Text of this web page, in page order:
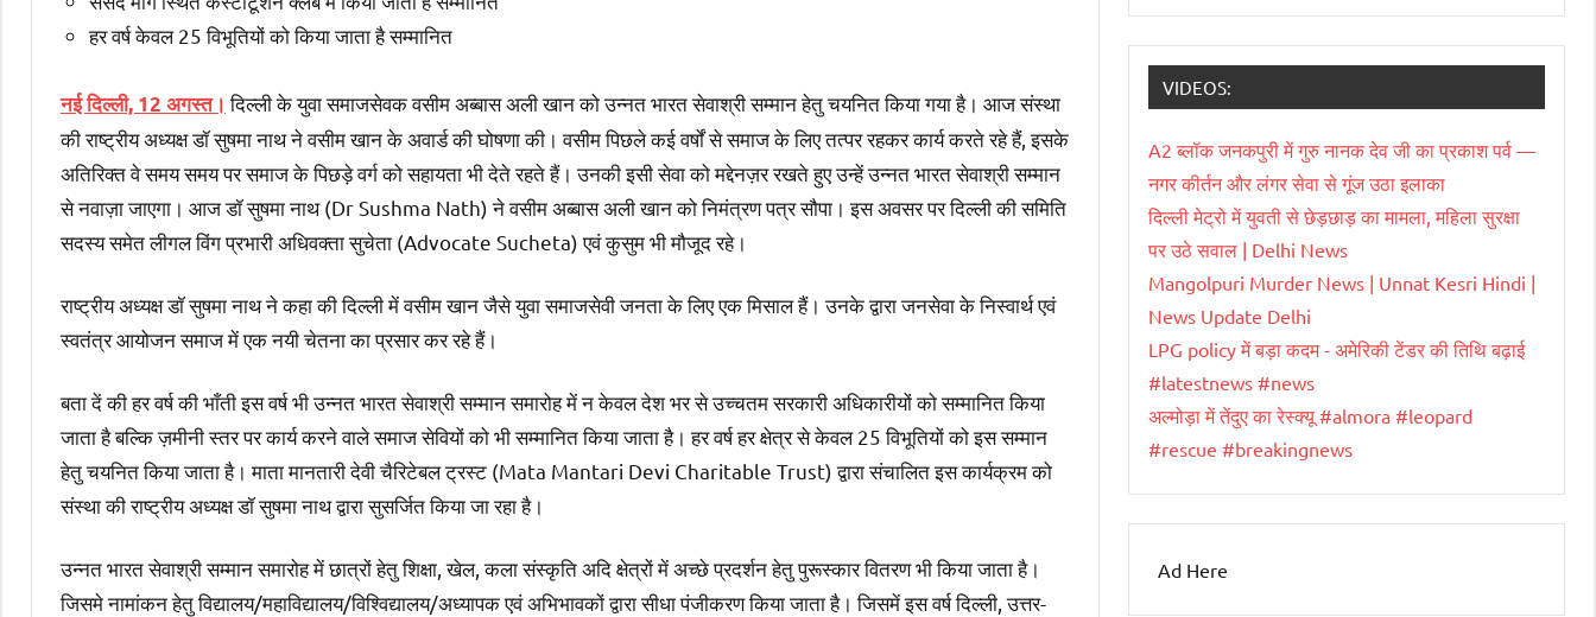
हर वर्ष केवल 25 विभूतियों को किया जाता है सम्मानित
नई दिल्ली, 12 अगस्त। दिल्ली के युवा समाजसेवक वसीम अब्बास अली खान को उन्नत भारत सेवाश्री सम्मान हेतु चयनित किया गया है। आज संस्था
की राष्ट्रीय अध्यक्ष डॉ सुषमा नाथ ने वसीम खान के अवार्ड की घोषणा की। वसीम पिछले कई वर्षों से समाज के लिए तत्पर रहकर कार्य करते रहे हैं, इसके
अतिरिक्त वे समय समय पर समाज के पिछड़े वर्ग को सहायता भी देते रहते हैं। उनकी इसी सेवा को मद्देनज़र रखते हुए उन्हें उन्नत भारत सेवाश्री सम्मान
से नवाज़ा जाएगा। आज डॉ सुषमा नाथ (Dr Sushma Nath) ने वसीम अब्बास अली खान को निमंत्रण पत्र सौपा। इस अवसर पर दिल्ली की समिति
सदस्य समेत लीगल विंग प्रभारी अधिवक्ता सुचेता (Advocate Sucheta) एवं कुसुम भी मौजूद रहे।
राष्ट्रीय अध्यक्ष डॉ सुषमा नाथ ने कहा की दिल्ली में वसीम खान जैसे युवा समाजसेवी जनता के लिए एक मिसाल हैं। उनके द्वारा जनसेवा के निस्वार्थ एवं
स्वतंत्र आयोजन समाज में एक नयी चेतना का प्रसार कर रहे हैं।
बता दें की हर वर्ष की भाँती इस वर्ष भी उन्नत भारत सेवाश्री सम्मान समारोह में न केवल देश भर से उच्चतम सरकारी अधिकारीयों को सम्मानित किया
जाता है बल्कि ज़मीनी स्तर पर कार्य करने वाले समाज सेवियों को भी सम्मानित किया जाता है। हर वर्ष हर क्षेत्र से केवल 25 विभूतियों को इस सम्मान
हेतु चयनित किया जाता है। माता मानतारी देवी चैरिटेबल ट्रस्ट (Mata Mantari Devi Charitable Trust) द्वारा संचालित इस कार्यक्रम को
संस्था की राष्ट्रीय अध्यक्ष डॉ सुषमा नाथ द्वारा सुसर्जित किया जा रहा है।
उन्नत भारत सेवाश्री सम्मान समारोह में छात्रों हेतु शिक्षा, खेल, कला संस्कृति अदि क्षेत्रों में अच्छे प्रदर्शन हेतु पुरूस्कार वितरण भी किया जाता है।
जिसमे नामांकन हेतु विद्यालय/महाविद्यालय/विश्विद्यालय/अध्यापक एवं अभिभावकों द्वारा सीधा पंजीकरण किया जाता है। जिसमें इस वर्ष दिल्ली, उत्तर-
VIDEOS:
A2 ब्लॉक जनकपुरी में गुरु नानक देव जी का प्रकाश पर्व —
नगर कीर्तन और लंगर सेवा से गूंज उठा इलाका
दिल्ली मेट्रो में युवती से छेड़छाड़ का मामला, महिला सुरक्षा
पर उठे सवाल | Delhi News
Mangolpuri Murder News | Unnat Kesri Hindi |
News Update Delhi
LPG policy में बड़ा कदम - अमेरिकी टेंडर की तिथि बढ़ाई
#latestnews #news
अल्मोड़ा में तेंदुए का रेस्क्यू #almora #leopard
#rescue #breakingnews
Ad Here